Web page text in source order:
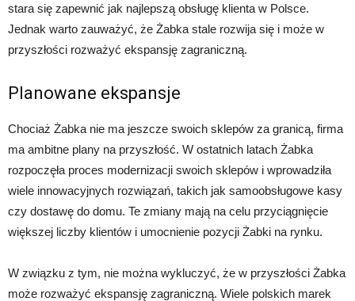
stara się zapewnić jak najlepszą obsługę klienta w Polsce.
Jednak warto zauważyć, że Żabka stale rozwija się i może w
przyszłości rozważyć ekspansję zagraniczną.
Planowane ekspansje
Chociaż Żabka nie ma jeszcze swoich sklepów za granicą, firma
ma ambitne plany na przyszłość. W ostatnich latach Żabka
rozpoczęła proces modernizacji swoich sklepów i wprowadziła
wiele innowacyjnych rozwiązań, takich jak samoobsługowe kasy
czy dostawę do domu. Te zmiany mają na celu przyciągnięcie
większej liczby klientów i umocnienie pozycji Żabki na rynku.
W związku z tym, nie można wykluczyć, że w przyszłości Żabka
może rozważyć ekspansję zagraniczną. Wiele polskich marek